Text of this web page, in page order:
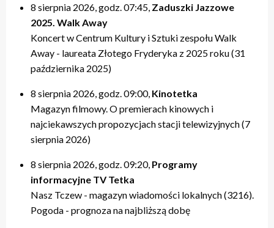
8 sierpnia 2026, godz. 07:45, Zaduszki Jazzowe
2025. Walk Away
Koncert w Centrum Kultury i Sztuki zespołu Walk
Away - laureata Złotego Fryderyka z 2025 roku (31
października 2025)
8 sierpnia 2026, godz. 09:00, Kinotetka
Magazyn filmowy. O premierach kinowych i
najciekawszych propozycjach stacji telewizyjnych (7
sierpnia 2026)
8 sierpnia 2026, godz. 09:20, Programy
informacyjne TV Tetka
Nasz Tczew - magazyn wiadomości lokalnych (3216).
Pogoda - prognoza na najbliższą dobę